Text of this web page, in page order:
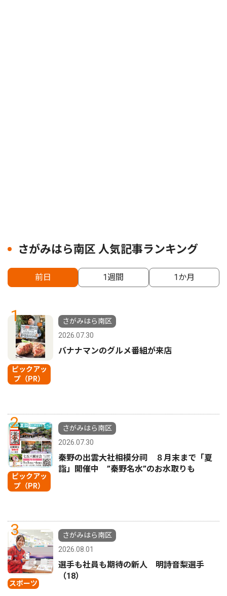
さがみはら南区 人気記事ランキング
前日 1週間 1か月
1
ピックアッ
プ（PR）
さがみはら南区
2026.07.30
バナナマンのグルメ番組が来店
2
ピックアッ
プ（PR）
さがみはら南区
2026.07.30
秦野の出雲大社相模分祠 ８月末まで「夏
詣」開催中 ”秦野名水”のお水取りも
3
スポーツ
さがみはら南区
2026.08.01
選手も社員も期待の新人 明詩音梨選手
（18）